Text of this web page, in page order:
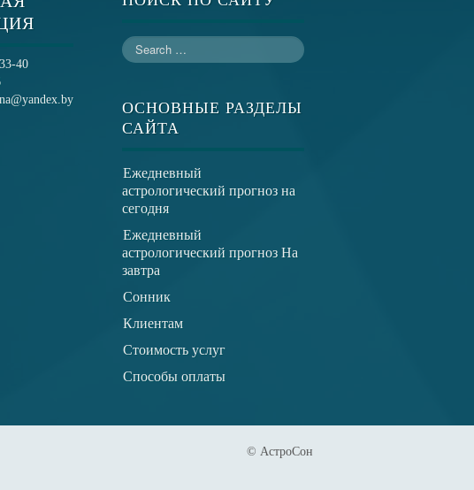
40
ОСНОВНЫЕ РАЗДЕЛЫ
САЙТА
Ежедневный
астрологический прогноз на
сегодня
Ежедневный
астрологический прогноз На
завтра
Сонник
Клиентам
Стоимость услуг
Способы оплаты
© АстроСон